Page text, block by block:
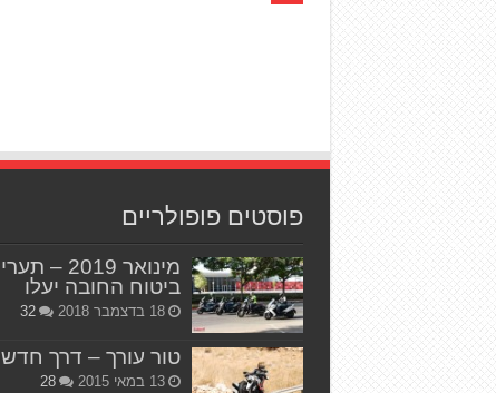
פוסטים פופולריים
מינואר 2019 –
ביטוח החובה יעלו
18 בדצמבר 2018 32
טור עורך – דרך
13 במאי 2015 28